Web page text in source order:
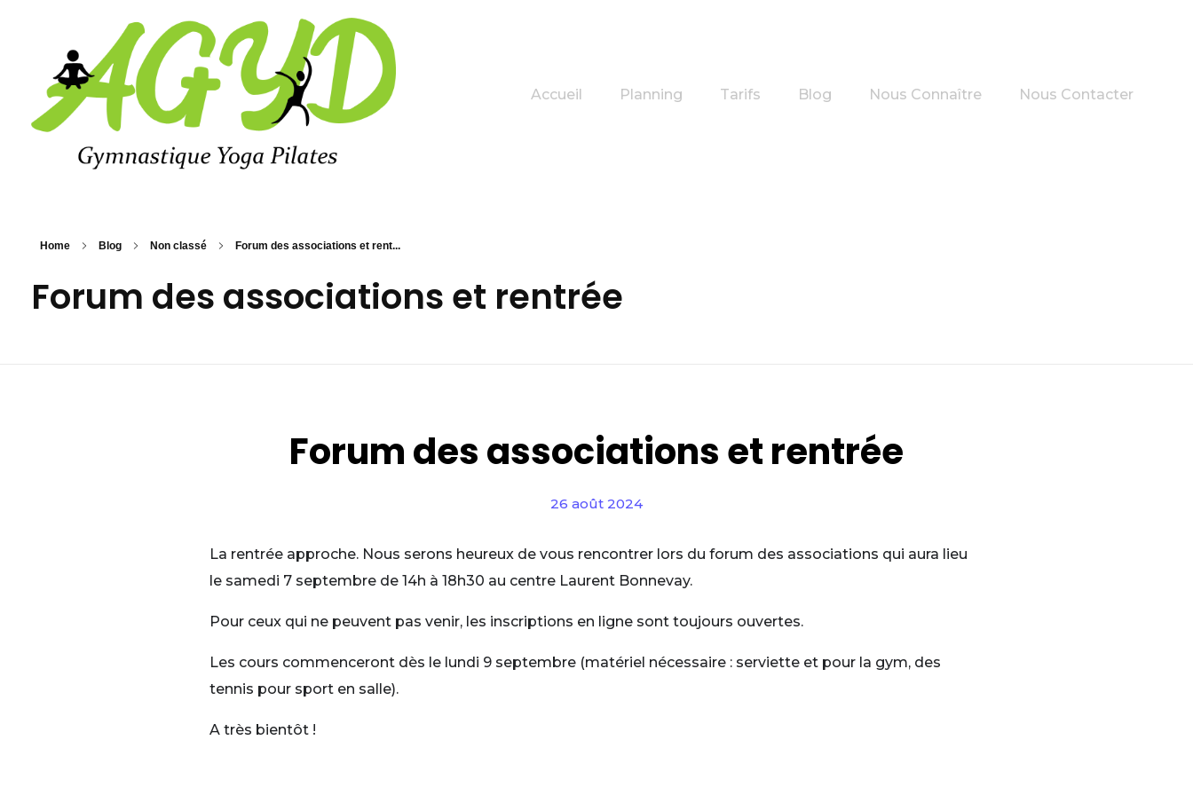
Accueil Planning Tarifs Blog Nous Connaître Nous Contacter
Home Blog Non classé Forum des associations et rent...
Forum des associations et rentrée
Forum des associations et rentrée
26 août 2024
La rentrée approche. Nous serons heureux de vous rencontrer lors du forum des associations qui aura lieu
le samedi 7 septembre de 14h à 18h30 au centre Laurent Bonnevay.
Pour ceux qui ne peuvent pas venir, les inscriptions en ligne sont toujours ouvertes.
Les cours commenceront dès le lundi 9 septembre (matériel nécessaire : serviette et pour la gym, des
tennis pour sport en salle).
A très bientôt !